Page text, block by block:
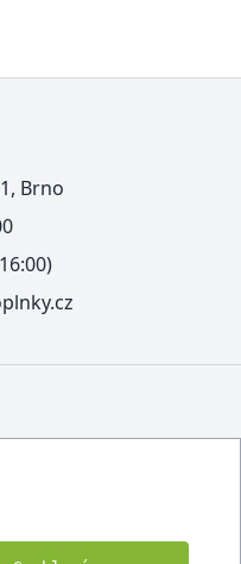
Brno